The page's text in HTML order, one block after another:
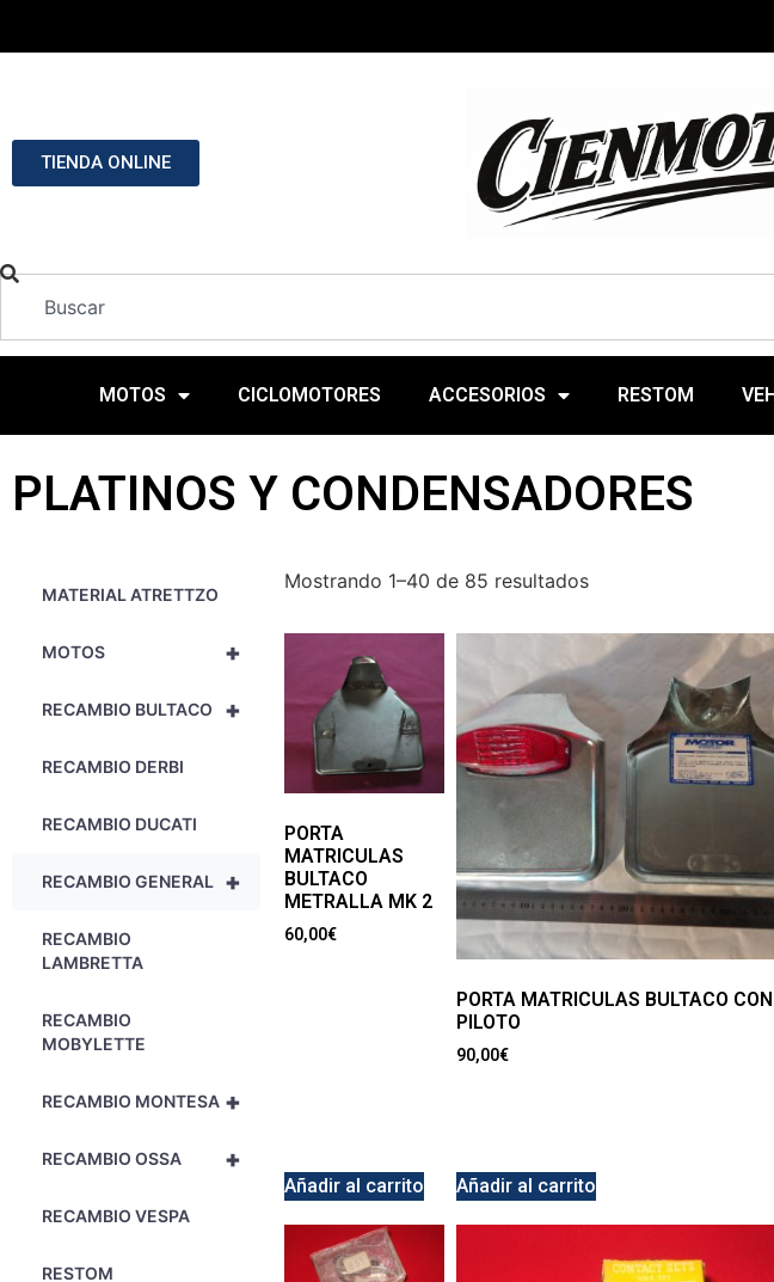
TIENDA ONLINE
MOTOS CICLOMOTORES ACCESORIOS RESTOM
PLATINOS Y CONDENSADORES
MATERIAL ATRETTZO
+
MOTOS
+
RECAMBIO BULTACO
RECAMBIO DERBI
RECAMBIO DUCATI
+
RECAMBIO GENERAL
RECAMBIO
LAMBRETTA
RECAMBIO
MOBYLETTE
+
RECAMBIO MONTESA
+
RECAMBIO OSSA
RECAMBIO VESPA
RESTOM
Mostrando 1–40 de 85 resultados
PORTA
MATRICULAS
BULTACO
METRALLA MK 2
60,00€
Añadir al carrito
PORTA MATRICULAS BULTACO CON
PILOTO
90,00€
Añadir al carrito